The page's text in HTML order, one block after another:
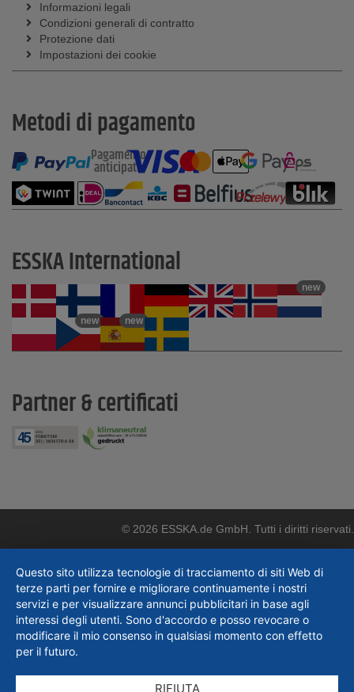
Informazioni legali
Condizioni generali di contratto
Protezione dati
Impostazioni dei cookie
Metodi di pagamento
Pagamento
anticipato
ESSKA International
new
new new
Partner & certificati
© 2026 ESSKA.de GmbH. Tutti i diritti riservati.
Questo sito utilizza tecnologie di tracciamento di siti Web di
terze parti per fornire e migliorare continuamente i nostri
servizi e per visualizzare annunci pubblicitari in base agli
interessi degli utenti. Sono d'accordo e posso revocare o
modificare il mio consenso in qualsiasi momento con effetto
per il futuro.
RIFIUTA